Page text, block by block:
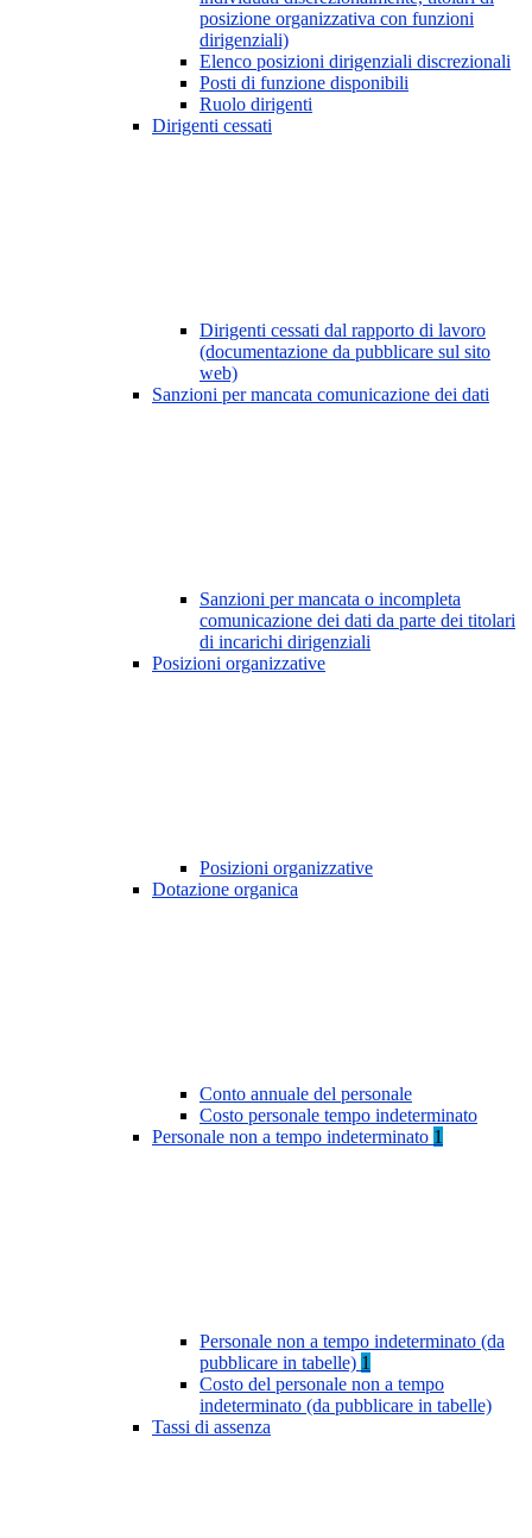
posizione organizzativa con funzioni
dirigenziali)
Elenco posizioni dirigenziali discrezionali
Posti di funzione disponibili
Ruolo dirigenti
Dirigenti cessati
Dirigenti cessati dal rapporto di lavoro
(documentazione da pubblicare sul sito
web)
Sanzioni per mancata comunicazione dei dati
Sanzioni per mancata o incompleta
comunicazione dei dati da parte dei titolari
di incarichi dirigenziali
Posizioni organizzative
Posizioni organizzative
Dotazione organica
Conto annuale del personale
Costo personale tempo indeterminato
Personale non a tempo indeterminato 1
Personale non a tempo indeterminato (da
pubblicare in tabelle) 1
Costo del personale non a tempo
indeterminato (da pubblicare in tabelle)
Tassi di assenza